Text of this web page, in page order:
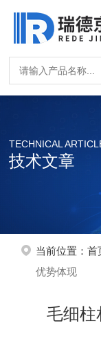
TECHNICAL
技术文章
当前位置： 首
优势体现
毛细柱